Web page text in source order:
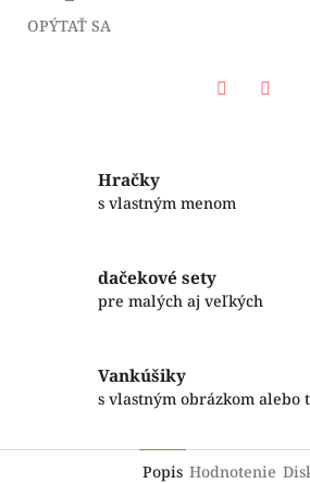
OPÝTAŤ SA
Hračky
s vlastným menom
dačekové sety
pre malých aj veľkých
Vankúšiky
s vlastným obrázkom alebo
Popis Hodnotenie